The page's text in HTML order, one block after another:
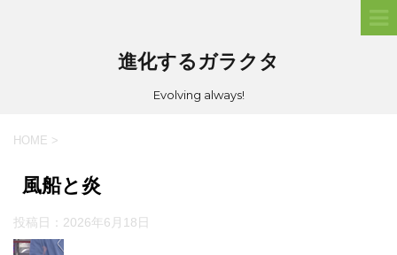
進化するガラクタ
Evolving always!
HOME >
風船と炎
投稿日： 2026年6月18日